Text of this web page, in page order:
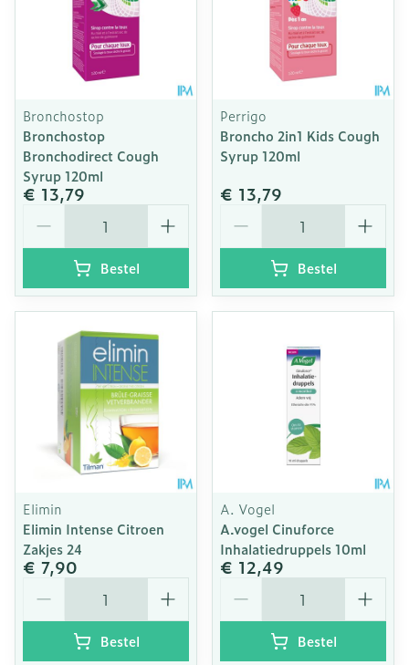
Bronchostop
Bronchostop
Bronchodirect Cough
Syrup 120ml
€ 13,79
Bestel
Perrigo
Broncho 2in1 Kids Cough
Syrup 120ml
€ 13,79
Bestel
Elimin
Elimin Intense Citroen
Zakjes 24
€ 7,90
Bestel
A. Vogel
A.vogel Cinuforce
Inhalatiedruppels 10ml
€ 12,49
Bestel